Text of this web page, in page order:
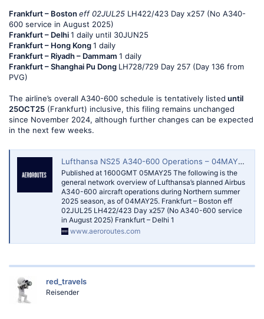
Frankfurt – Boston eff 02JUL25 LH422/423 Day x257 (No A340-
600 service in August 2025)
Frankfurt – Delhi1 daily until 30JUN25
Frankfurt – Hong Kong1 daily
Frankfurt – Riyadh – Dammam 1 daily
Frankfurt – Shanghai Pu Dong LH728/729 Day 257 (Day 136 from
PVG)
The airline’s overall A340-600 schedule is tentatively listed until
25OCT25 (Frankfurt) inclusive, this filing remains unchanged
since November 2024, although further changes can be expected
in the next few weeks.
Lufthansa NS25 A340-600 Operations – 04MAY25 — AeroRoutes
Published at 1600GMT 05MAY25 The following is the
general network overview of Lufthansa’s planned Airbus
A340-600 aircraft operations during Northern summer
2025 season, as of 04MAY25. Frankfurt – Boston eff
02JUL25 LH422/423 Day x257 (No A340-600 service
in August 2025) Frankfurt – Delhi 1
www.aeroroutes.com
red_travels
Reisender